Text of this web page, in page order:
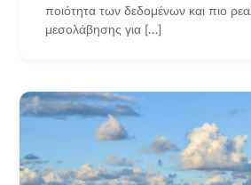
ποιότητα των δεδομένων και πιο
μεσολάβησης για [...]